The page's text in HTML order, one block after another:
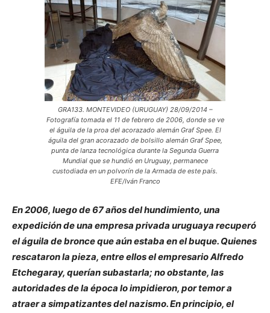
GRA133. MONTEVIDEO (URUGUAY) 28/09/2014 –
Fotografía tomada el 11 de febrero de 2006, donde se ve
el águila de la proa del acorazado alemán Graf Spee. El
águila del gran acorazado de bolsillo alemán Graf Spee,
punta de lanza tecnológica durante la Segunda Guerra
Mundial que se hundió en Uruguay, permanece
custodiada en un polvorín de la Armada de este país.
EFE/Iván Franco
En 2006, luego de 67 años del hundimiento, una
expedición de una empresa privada uruguaya recuperó
el águila de bronce que aún estaba en el buque. Quienes
rescataron la pieza, entre ellos el empresario Alfredo
Etchegaray, querían subastarla; no obstante, las
autoridades de la época lo impidieron, por temor a
atraer a simpatizantes del nazismo. En principio, el